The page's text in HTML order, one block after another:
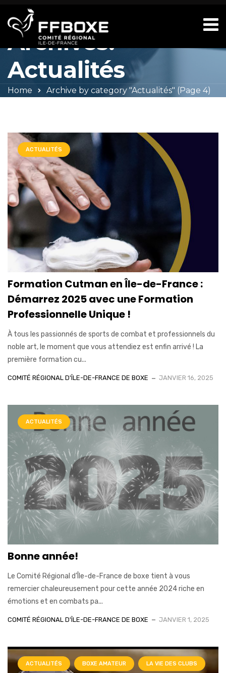
Category
Archives:
Actualités
Home Archive by category "Actualités" (Page 4)
ACTUALITÉS
Formation Cutman en Île-de-France :
Démarrez 2025 avec une Formation
Professionnelle Unique !
À tous les passionnés de sports de combat et professionnels du
noble art, le moment que vous attendiez est enfin arrivé ! La
première formation cu...
COMITÉ RÉGIONAL D'ÎLE-DE-FRANCE DE BOXE JANVIER 16, 2025
ACTUALITÉS
Bonne année!
Le Comité Régional d’Île-de-France de boxe tient à vous
remercier chaleureusement pour cette année 2024 riche en
émotions et en combats pa...
COMITÉ RÉGIONAL D'ÎLE-DE-FRANCE DE BOXE JANVIER 1, 2025
ACTUALITÉS BOXE AMATEUR LA VIE DES CLUBS